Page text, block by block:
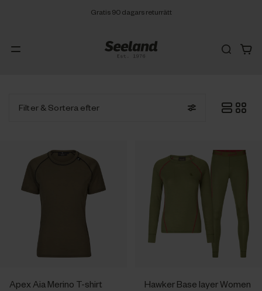
Gratis 90 dagars returrätt
Filter & Sortera efter
Apex Aia Merino T-shirt Hawker Base layer Women